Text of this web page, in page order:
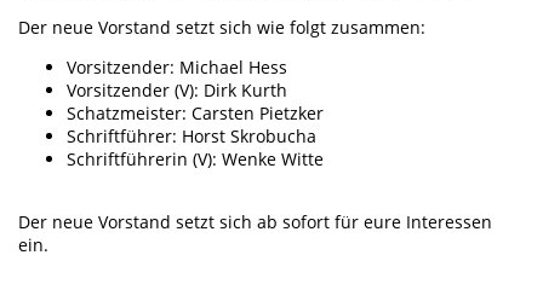
Der neue Vorstand setzt sich wie folgt zusammen:
Vorsitzender: Michael Hess
Vorsitzender (V): Dirk Kurth
Schatzmeister: Carsten Pietzker
Schriftführer: Horst Skrobucha
Schriftführerin (V): Wenke Witte
Der neue Vorstand setzt sich ab sofort für eure Interessen
ein.